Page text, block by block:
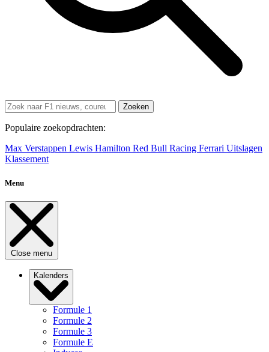
Zoeken
Populaire zoekopdrachten:
Max Verstappen Lewis Hamilton Red Bull Racing Ferrari Uitslagen
Klassement
Menu
Close menu
Kalenders
Formule 1
Formule 2
Formule 3
Formule E